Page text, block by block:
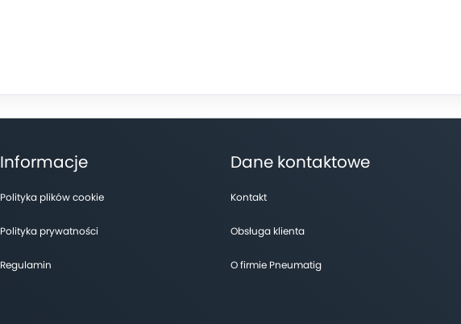
Informacje
Polityka plików cookie
Polityka prywatności
Regulamin
Dane kontaktowe
Kontakt
Obsługa klienta
O firmie Pneumatig